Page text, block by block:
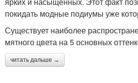
покидать модные подиумы уже
Существует наиболее
мятного цвета на 5 основных
читать дальше →